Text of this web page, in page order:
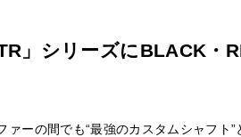
」シリーズにBLACK・
ーの間でも“最強のカスタムシャフト